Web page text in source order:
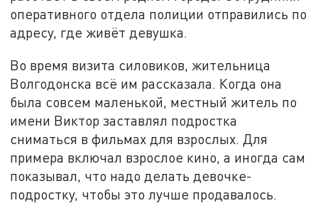
оперативного отдела полиции отправились по
адресу, где живёт девушка.
Во время визита силовиков, жительница
Волгодонска всё им рассказала. Когда она
была совсем маленькой, местный житель по
имени Виктор заставлял подростка
сниматься в фильмах для взрослых. Для
примера включал взрослое кино, а иногда сам
показывал, что надо делать девочке-
подростку, чтобы это лучше продавалось.